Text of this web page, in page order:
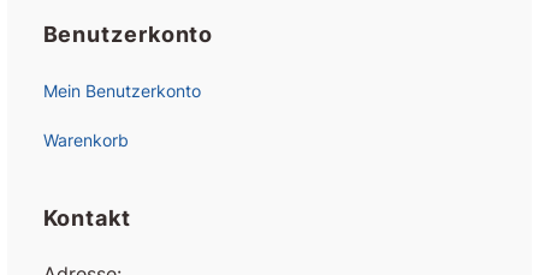
Benutzerkonto
Mein Benutzerkonto
Warenkorb
Kontakt